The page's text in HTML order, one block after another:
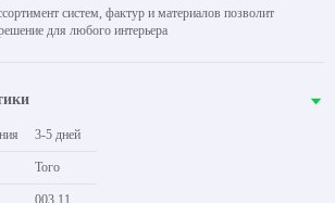
систем, фактур и материалов позволит
для любого интерьера
3-5 дней
Того